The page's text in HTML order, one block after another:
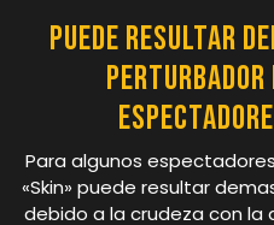
Puede resultar
perturbador
Para algunos
«Skin» puede resultar
debido a la crudeza con